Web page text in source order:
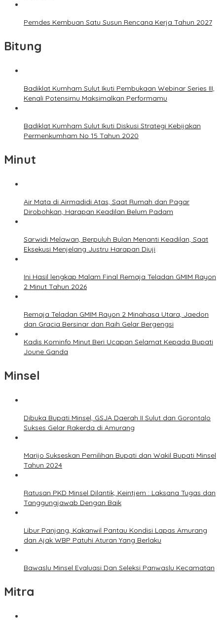
Pemdes Kembuan Satu Susun Rencana Kerja Tahun 2027
Bitung
Badiklat Kumham Sulut Ikuti Pembukaan Webinar Series III,
Kenali Potensimu Maksimalkan Performamu
Badiklat Kumham Sulut Ikuti Diskusi Strategi Kebijakan
Permenkumham No 15 Tahun 2020
Minut
Air Mata di Airmadidi Atas, Saat Rumah dan Pagar
Dirobohkan, Harapan Keadilan Belum Padam
Sarwidi Melawan, Berpuluh Bulan Menanti Keadilan, Saat
Eksekusi Menjelang Justru Harapan Diuji
Ini Hasil lengkap Malam Final Remaja Teladan GMIM Rayon
2 Minut Tahun 2026
Remaja Teladan GMIM Rayon 2 Minahasa Utara, Jaedon
dan Gracia Bersinar dan Raih Gelar Bergengsi
Kadis Kominfo Minut Beri Ucapan Selamat Kepada Bupati
Joune Ganda
Minsel
Dibuka Bupati Minsel, GSJA Daerah II Sulut dan Gorontalo
Sukses Gelar Rakerda di Amurang
Marijo Sukseskan Pemilihan Bupati dan Wakil Bupati Minsel
Tahun 2024
Ratusan PKD Minsel Dilantik, Keintjem : Laksana Tugas dan
Tanggungjawab Dengan Baik
Libur Panjang, Kakanwil Pantau Kondisi Lapas Amurang
dan Ajak WBP Patuhi Aturan Yang Berlaku
Bawaslu Minsel Evaluasi Dan Seleksi Panwaslu Kecamatan
Mitra